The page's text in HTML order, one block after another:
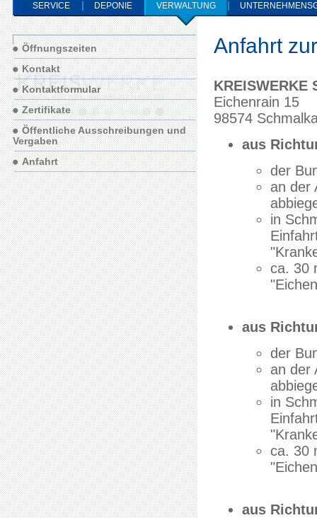
SERVICE DEPONIE VERWALTUNG
Anfahrt
Eichenrain 15
98574
aus
der
an der
in
ca. 30
aus
der
an der
in
ca. 30
aus
Öffnungszeiten
Kontakt
Kontaktformular
Zertifikate
Öffentliche Ausschreibungen und
Vergaben
Anfahrt